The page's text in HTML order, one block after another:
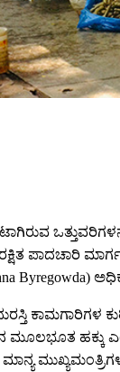
ಪಾದಚಾರಿ
Byregowda)
ಹಕ್ಕು